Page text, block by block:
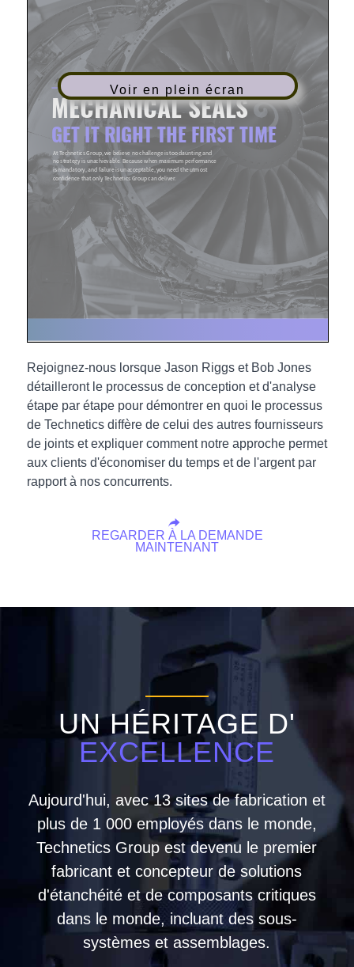
Voir en plein écran
Rejoignez-nous lorsque Jason Riggs et Bob Jones
détailleront le processus de conception et d'analyse
étape par étape pour démontrer en quoi le processus
de Technetics diffère de celui des autres fournisseurs
de joints et expliquer comment notre approche permet
aux clients d'économiser du temps et de l'argent par
rapport à nos concurrents.
REGARDER À LA DEMANDE
MAINTENANT
UN HÉRITAGE D'
EXCELLENCE
Aujourd'hui, avec 13 sites de fabrication et
plus de 1 000 employés dans le monde,
Technetics Group est devenu le premier
fabricant et concepteur de solutions
d'étanchéité et de composants critiques
dans le monde, incluant des sous-
systèmes et assemblages.